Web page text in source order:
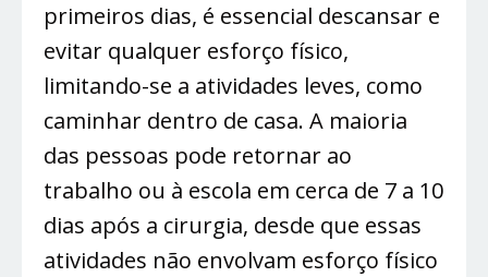
primeiros dias, é essencial descansar e
evitar qualquer esforço físico,
limitando-se a atividades leves, como
caminhar dentro de casa. A maioria
das pessoas pode retornar ao
trabalho ou à escola em cerca de 7 a 10
dias após a cirurgia, desde que essas
atividades não envolvam esforço físico